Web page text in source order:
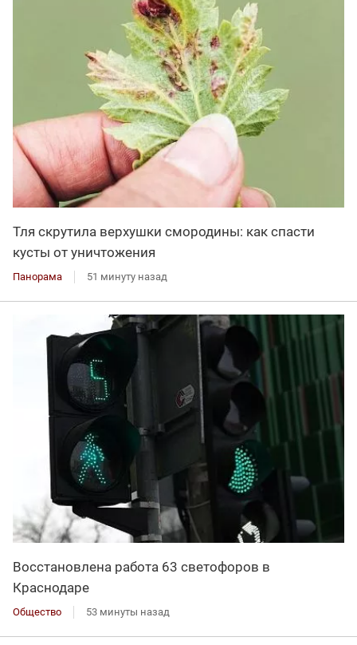
Тля скрутила верхушки смородины: как спасти
кусты от уничтожения
Панорама 51 минуту назад
Восстановлена работа 63 светофоров в
Краснодаре
Общество 53 минуты назад